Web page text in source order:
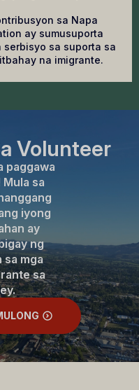
sa Napa
ay sumusuporta
sa suporta sa
na imigrante.
Volunteer
paggawa
sa
iyong
ay
ng
sa mga
sa